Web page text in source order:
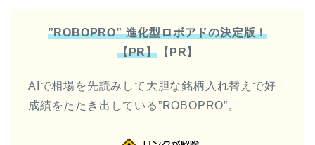
”ROBOPRO” 進化型ロボアドの決定版！
【PR】 【PR】
AIで相場を先読みして大胆な銘柄入れ替えで好
成績をたたき出している”ROBOPRO”。